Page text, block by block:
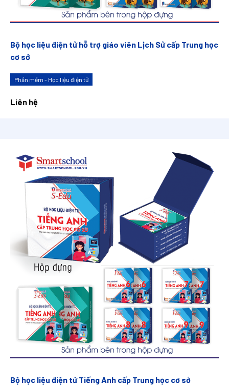
Bộ học liệu điện tử hỗ trợ giáo viên Lịch Sử cấp Trung học
cơ sở
Phần mềm - Học liệu điện tử
Liên hệ
Bộ học liệu điện tử Tiếng Anh cấp Trung học cơ sở